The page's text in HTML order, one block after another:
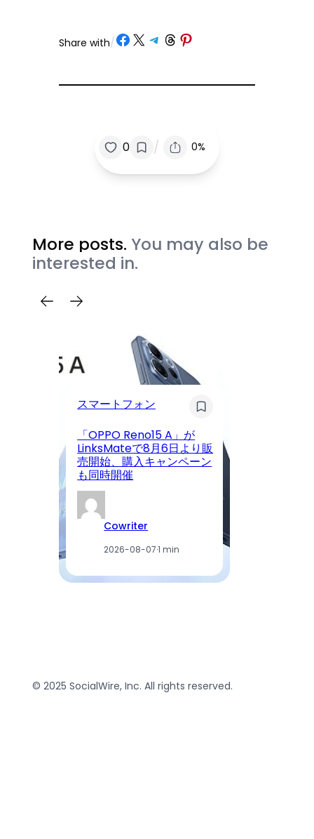
Share with/ Share on Facebook
Share on X Share on Telegram
Share on Threads
Share on Pinterest
0 / 0%
More posts. You may also be
interested in.
スマートフォン
「OPPO Reno15 A」が
LinksMateで8月6日より販
売開始、購入キャンペーン
も同時開催
Cowriter
2026-08-07·1 min
© 2025 SocialWire, Inc. All rights reserved.